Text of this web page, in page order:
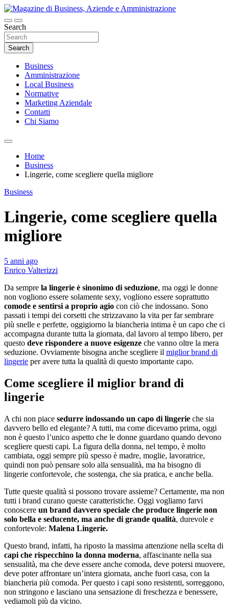
Skip
to
content
Magazine di Business, Aziende e
Amministrazione
Search
Search
Business
Amministrazione
Local Business
Normative
Marketing Aziendale
Contatti
Chi Siamo
Home
Business
Lingerie, come scegliere quella migliore
Business
Lingerie, come scegliere quella
migliore
5 anni ago
Enrico Valterizzi
Da sempre la lingerie è sinonimo di seduzione, ma oggi le donne
non vogliono essere solamente sexy, vogliono essere soprattutto
comode e sentirsi a proprio agio con ciò che indossano. Sono
passati i tempi dei corsetti che strizzavano la vita per far sembrare
più snelle e perfette, oggigiorno la biancheria intima è un capo che ci
accompagna durante tutta la giornata, dal lavoro al tempo libero, per
questo deve rispondere a nuove esigenze che vanno oltre la mera
seduzione. Ovviamente bisogna anche scegliere il miglior brand di
lingerie per avere tutta la qualità di questo importante capo.
Come scegliere il miglior brand di
lingerie
A chi non piace sedurre indossando un capo di lingerie che sia
davvero bello ed elegante? A tutti, ma come dicevamo prima, oggi
non è questo l’unico aspetto che le donne guardano quando devono
scegliere questi capi. La figura della donna, nel tempo, è molto
cambiata, oggi sempre più spesso è madre, moglie, lavoratrice,
quindi non può pensare solo alla sensualità, ma ha bisogno di
lingerie confortevole, che sostenga, che sia pratica, e anche bella.
Tutte queste qualità si possono trovare assieme? Certamente, ma non
tutti i brand curano queste caratteristiche. Oggi vogliamo farvi
conoscere un brand davvero speciale che produce lingerie non
solo bella e seducente, ma anche di grande qualità, durevole e
confortevole: Malena Lingerie.
Questo brand, infatti, ha riposto la massima attenzione nella scelta di
capi che rispecchino la donna moderna, affascinante nella sua
sensualità, ma che deve essere anche comoda, deve potersi muovere,
deve poter affrontare un’intera giornata, anche fuori casa, con la
biancheria più comoda. Per questo i capi sono resistenti, sorreggono,
non stringono e lasciano una sensazione di freschezza e benessere,
vediamoli più da vicino.